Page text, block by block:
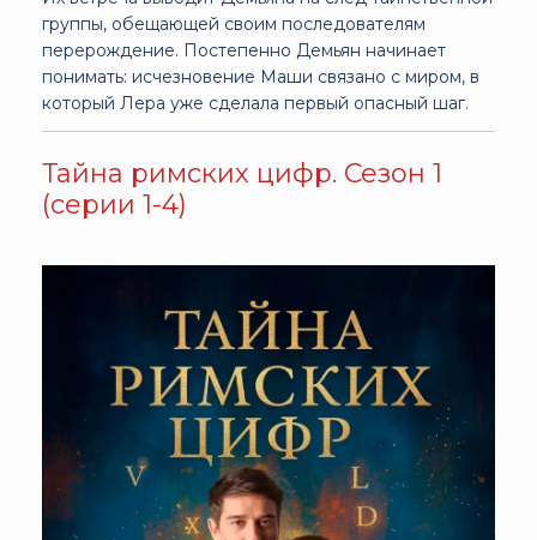
группы, обещающей своим последователям
перерождение. Постепенно Демьян начинает
понимать: исчезновение Маши связано с миром, в
который Лера уже сделала первый опасный шаг.
Тайна римских цифр. Сезон 1
(серии 1-4)